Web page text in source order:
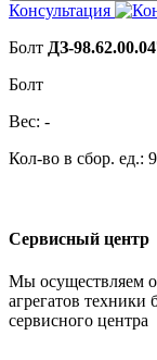
Консультация
Болт ДЗ-
Болт
Вес: -
Кол-во в сбор. ед.: 9
Сервисный центр
Мы осуществляем
агрегатов техники
сервисного центра